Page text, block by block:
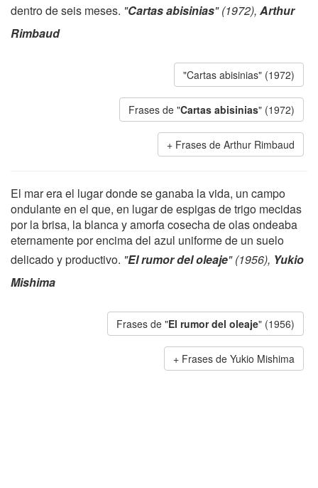
dentro de seis meses. "Cartas abisinias" (1972), Arthur
Rimbaud
"Cartas abisinias" (1972)
Frases de "Cartas abisinias" (1972)
Frases de Arthur Rimbaud
El mar era el lugar donde se ganaba la vida, un campo
ondulante en el que, en lugar de espigas de trigo mecidas
por la brisa, la blanca y amorfa cosecha de olas ondeaba
eternamente por encima del azul uniforme de un suelo
delicado y productivo. "El rumor del oleaje" (1956), Yukio
Mishima
Frases de "El rumor del oleaje" (1956)
Frases de Yukio Mishima